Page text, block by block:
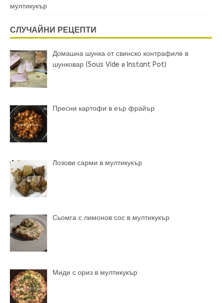
мултикукър
СЛУЧАЙНИ РЕЦЕПТИ
Домашна шунка от свинско контрафиле в
шунковар (Sous Vide в Instant Pot)
Пресни картофи в еър фрайър
Лозови сарми в мултикукър
Сьомга с лимонов сос в мултикукър
Миди с ориз в мултикукър